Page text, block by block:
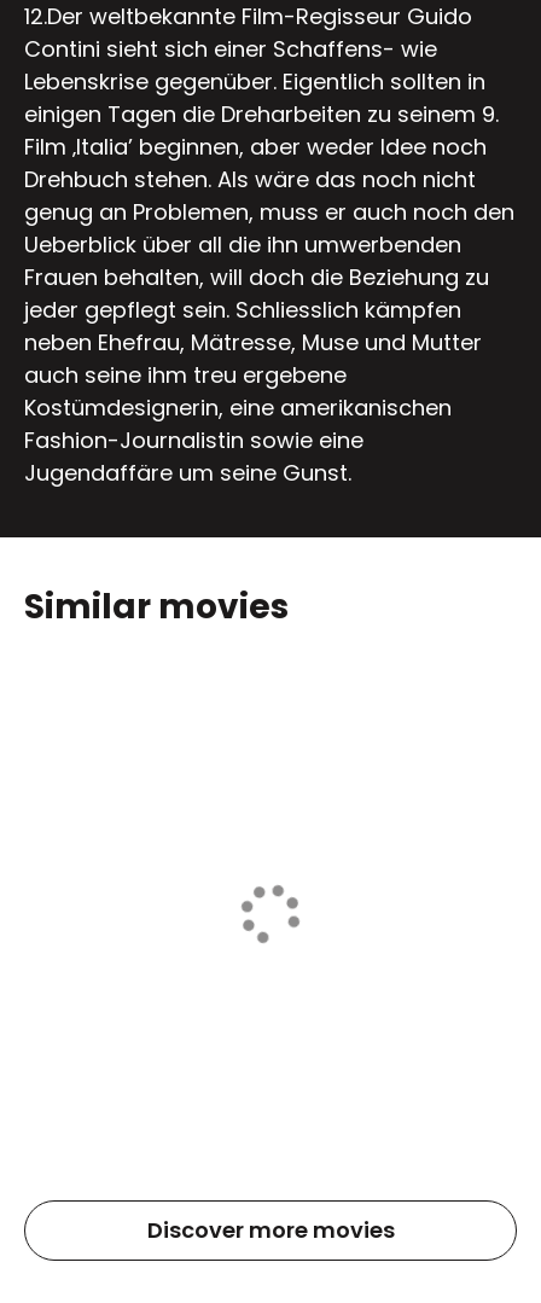
12.Der weltbekannte Film-Regisseur Guido
Contini sieht sich einer Schaffens- wie
Lebenskrise gegenüber. Eigentlich sollten in
einigen Tagen die Dreharbeiten zu seinem 9.
Film ‚Italia’ beginnen, aber weder Idee noch
Drehbuch stehen. Als wäre das noch nicht
genug an Problemen, muss er auch noch den
Ueberblick über all die ihn umwerbenden
Frauen behalten, will doch die Beziehung zu
jeder gepflegt sein. Schliesslich kämpfen
neben Ehefrau, Mätresse, Muse und Mutter
auch seine ihm treu ergebene
Kostümdesignerin, eine amerikanischen
Fashion-Journalistin sowie eine
Jugendaffäre um seine Gunst.
Similar movies
Discover more movies